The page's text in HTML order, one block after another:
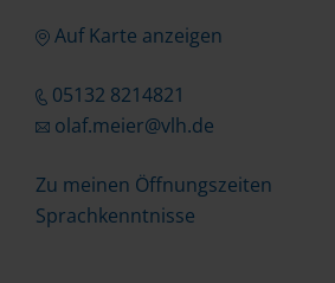
Auf Karte anzeigen
05132 8214821
olaf.meier@vlh.de
Zu meinen Öffnungszeiten
Sprachkenntnisse